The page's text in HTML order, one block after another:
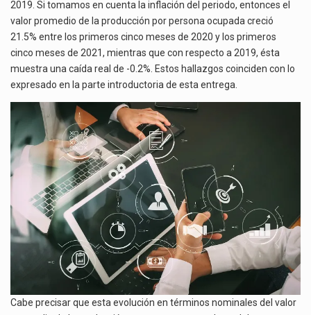
2019. Si tomamos en cuenta la inflación del periodo, entonces el
valor promedio de la producción por persona ocupada creció
21.5% entre los primeros cinco meses de 2020 y los primeros
cinco meses de 2021, mientras que con respecto a 2019, ésta
muestra una caída real de -0.2%. Estos hallazgos coinciden con lo
expresado en la parte introductoria de esta entrega.
Cabe precisar que esta evolución en términos nominales del valor